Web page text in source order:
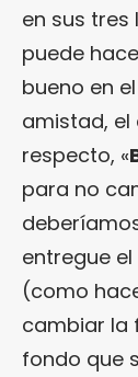
en sus
puede
bueno en
amistad, el
respecto, «
para no
entregue
(como
cambiar la
fondo que